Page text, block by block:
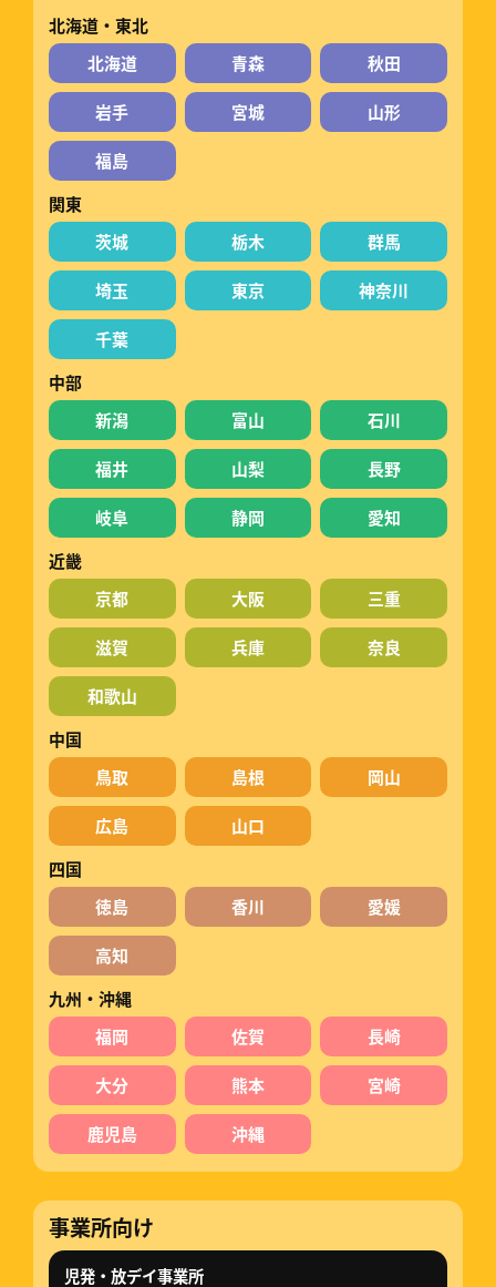
北海道・東北
北海道
青森 秋田
岩手 宮城 山形
福島
関東
茨城
栃木 群馬
埼玉 東京 神奈川
千葉
中部
新潟
富山 石川
福井 山梨 長野
岐阜 静岡
愛知
近畿
京都
大阪 三重
滋賀 兵庫 奈良
和歌山
中国
鳥取
島根 岡山
広島
山口
四国
徳島
香川 愛媛
高知
九州・沖縄
福岡
佐賀 長崎
大分 熊本 宮崎
鹿児島 沖縄
事業所向け
児発・放デイ事業所